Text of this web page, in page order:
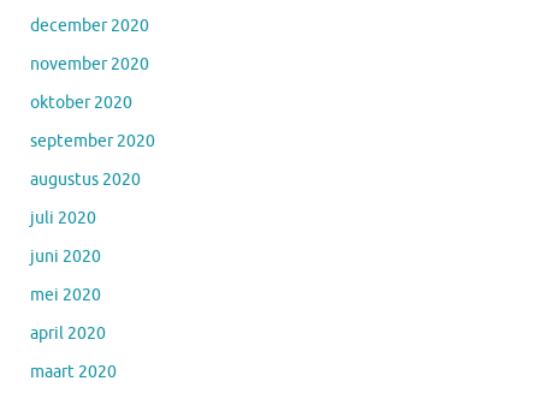
december 2020
november 2020
oktober 2020
september 2020
augustus 2020
juli 2020
juni 2020
mei 2020
april 2020
maart 2020